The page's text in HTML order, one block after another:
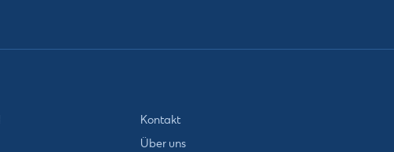
Kontakt
Über uns